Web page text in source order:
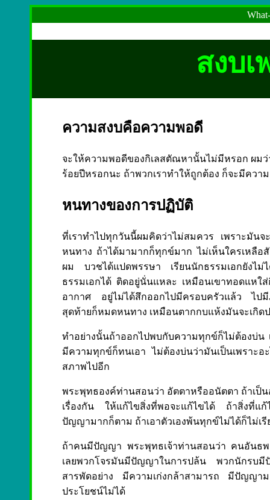
สงบ
ความสงบคือความพอดี
จะให้ความพอดีของกิเลสตัณหานั้นไม่มีหรอก ผมว่
ร้อยปีหรอกนะ ถ้าพวกเราทำให้ถูกต้อง ก็จะมีความ
หนทางของการปฏิบัติ
ที่เราทำไปทุกวันนี้ผมคิดว่าไม่สมควร เพราะมันจ
หนทาง ถ้าได้มามากก็ทุกข์มาก ไม่เห็นใครเหลือ
ผม บวชได้แปดพรรษา เรียนนักธรรมเอกยังไม่
ธรรมเอกได้ ติดอยู่นั่นแหละ เหมือนเขาทอดแหใ
อากาศ อยู่ไม่ได้สึกออกไปมีครอบครัวแล้ว ไป
สุดท้ายก็หมดหนทาง เหมือนตากกบแห้งมันจะเกิด
ทำอย่างนั้นถ้าออกไปพบกับความทุกข์ก็ไม่ต้องบ่
มีความทุกข์ก็ทนเอา ไม่ต้องบ่นว่ามันเป็นเพราะ
สภาพไปอีก
พระพุทธองค์ท่านสอนว่า อัตตาหรืออนัตตา ถ้าเป็
เรื่องกัน ให้แก้ไขสิ่งที่พอจะแก้ไขได้ ถ้าสิ่งที่แ
ปัญญามากก็ตาม ถ้าเอาตัวเองพ้นทุกข์ไม่ได้ก็ไม่เ
ถ้าคนมีปัญญา พระพุทธเจ้าท่านสอนว่า คนอัน
เลยพวกโจรมันมีปัญญาในการปล้น พวกนักรบมี
สารพัดอย่าง มีความเก่งกล้าสามารถ มีปัญญา
ประโยชน์ไม่ได้